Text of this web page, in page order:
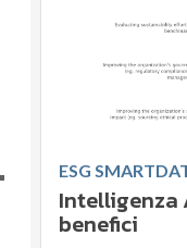
ESG
Intelligenza
benefici